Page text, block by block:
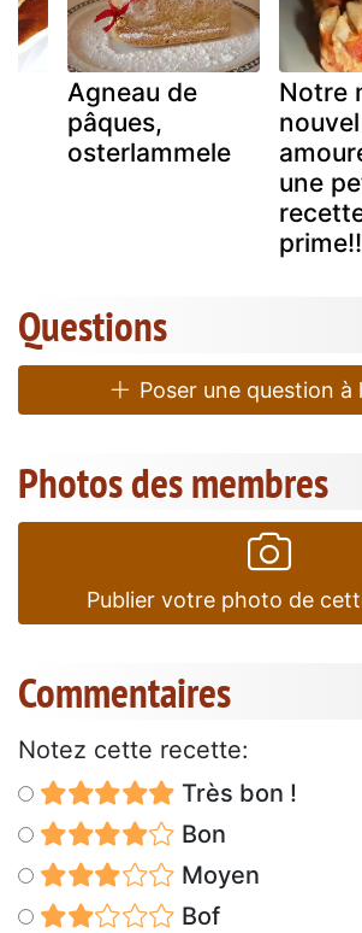
Agneau de
pâques,
osterlammele
Notre
une
Questions
Poser une question à
Photos des membres
Publier votre photo de
Commentaires
Notez cette recette:
Très bon !
Bon
Moyen
Bof